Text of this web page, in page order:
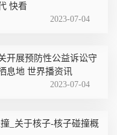
快看
2023-07-04
开展预防性公益诉讼守
息地 世界播资讯
2023-07-04
_关于核子-核子碰撞概